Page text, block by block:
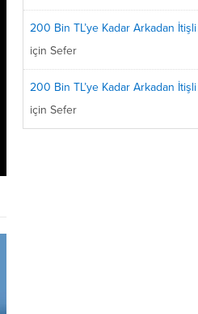
200 Bin TL’ye Kadar Arkadan
için Sefer
200 Bin TL’ye Kadar Arkadan
için Sefer